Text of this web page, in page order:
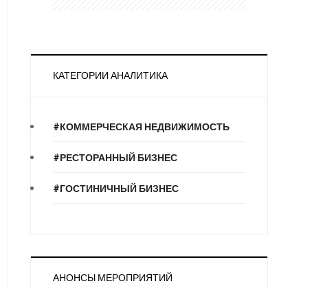
КАТЕГОРИИ АНАЛИТИКА
#КОММЕРЧЕСКАЯ НЕДВИЖИМОСТЬ
#РЕСТОРАННЫЙ БИЗНЕС
#ГОСТИНИЧНЫЙ БИЗНЕС
АНОНСЫ МЕРОПРИЯТИЙ